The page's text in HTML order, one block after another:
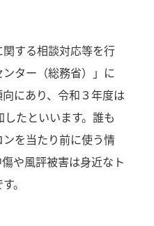
する相談対応等を行
ター（総務省）」に
にあり、令和３年度は
たといいます。誰も
を当たり前に使う情
や風評被害は身近なト
。